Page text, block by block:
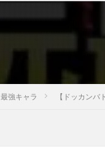
最強キャラ 【ドッカン